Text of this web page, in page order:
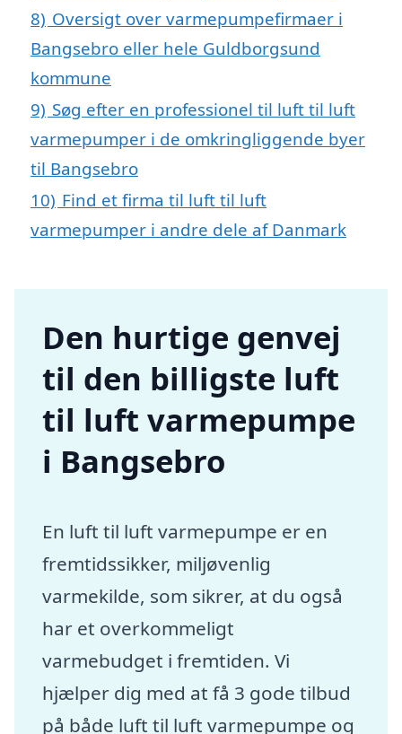
8) Oversigt over varmepumpefirmaer i
Bangsebro eller hele Guldborgsund
kommune
9) Søg efter en professionel til luft til luft
varmepumper i de omkringliggende byer
til Bangsebro
10) Find et firma til luft til luft
varmepumper i andre dele af Danmark
Den hurtige genvej
til den billigste luft
til luft varmepumpe
i Bangsebro
En luft til luft varmepumpe er en
fremtidssikker, miljøvenlig
varmekilde, som sikrer, at du også
har et overkommeligt
varmebudget i fremtiden. Vi
hjælper dig med at få 3 gode tilbud
på både luft til luft varmepumpe og